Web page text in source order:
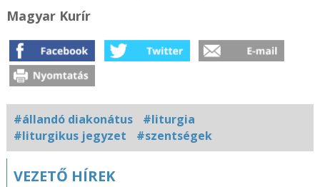
Magyar Kurír
#állandó diakonátus
#liturgia
#liturgikus jegyzet
#szentségek
Kapcsolódó
VEZETŐ HÍREK